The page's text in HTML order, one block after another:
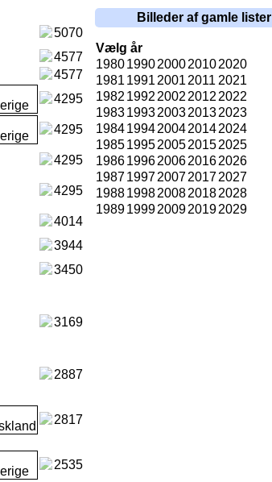
5070
4577
4577
4295
4295
4295
4295
4014
3944
3450
3169
2887
2817
2535
Billeder af gamle lister
Vælg år
19801990200020102020
1981 1991 2001 2011 2021
1982 1992 2002 2012 2022
19831993200320132023
19841994200420142024
19851995200520152025
19861996200620162026
19871997200720172027
19881998200820182028
19891999200920192029